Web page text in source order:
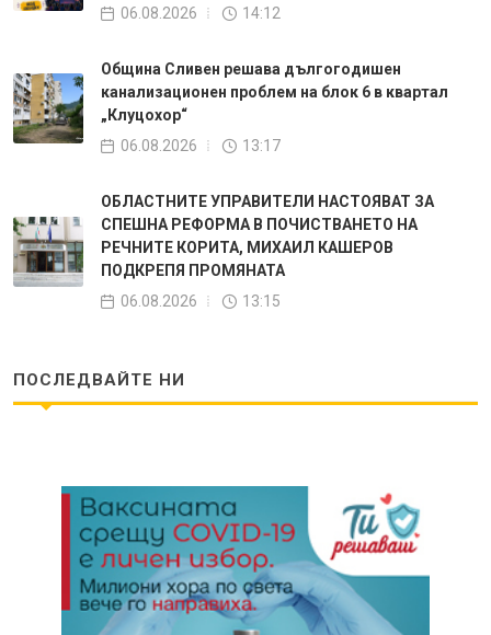
06.08.2026 14:12
Община Сливен решава дългогодишен
канализационен проблем на блок 6 в квартал
„Клуцохор“
06.08.2026
13:17
ОБЛАСТНИТЕ УПРАВИТЕЛИ НАСТОЯВАТ ЗА
СПЕШНА РЕФОРМА В ПОЧИСТВАНЕТО НА
РЕЧНИТЕ КОРИТА, МИХАИЛ КАШЕРОВ
ПОДКРЕПЯ ПРОМЯНАТА
06.08.2026
13:15
ПОСЛЕДВАЙТЕ НИ